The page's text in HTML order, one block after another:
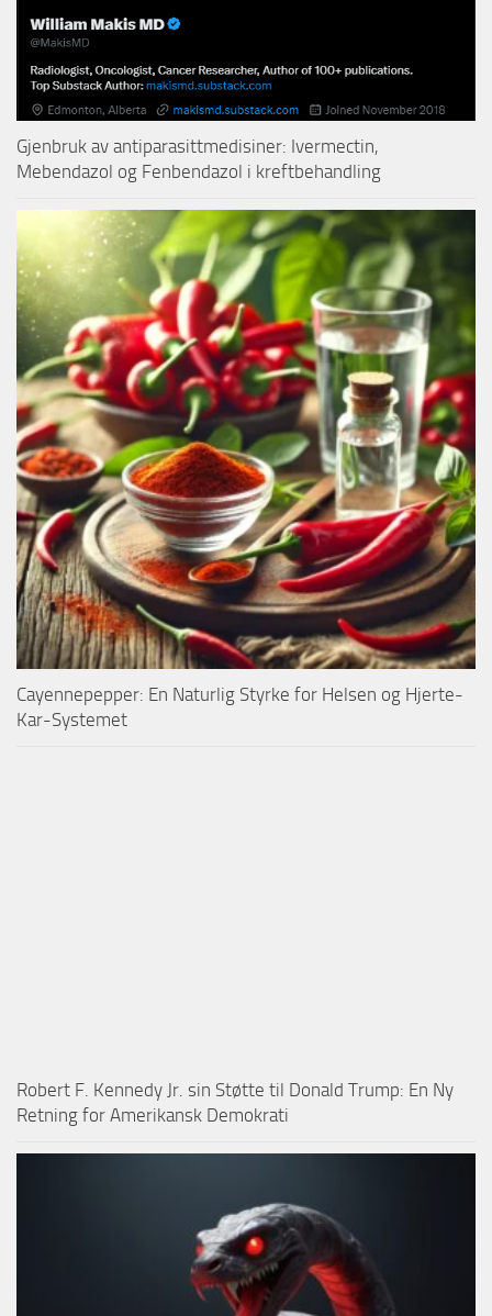
Gjenbruk av antiparasittmedisiner: Ivermectin,
Mebendazol og Fenbendazol i kreftbehandling
Cayennepepper: En Naturlig Styrke for Helsen og Hjerte-
Kar-Systemet
Robert F. Kennedy Jr. sin Støtte til Donald Trump: En Ny
Retning for Amerikansk Demokrati